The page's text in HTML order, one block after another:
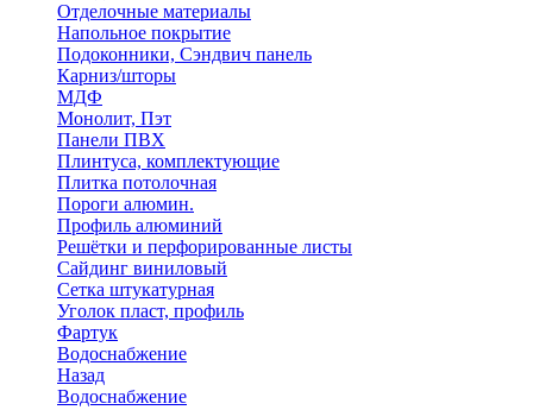
Отделочные материалы
Напольное покрытие
Подоконники, Сэндвич панель
Карниз/шторы
МДФ
Монолит, Пэт
Панели ПВХ
Плинтуса, комплектующие
Плитка потолочная
Пороги алюмин.
Профиль алюминий
Решётки и перфорированные листы
Сайдинг виниловый
Сетка штукатурная
Уголок пласт, профиль
Фартук
Водоснабжение
Назад
Водоснабжение